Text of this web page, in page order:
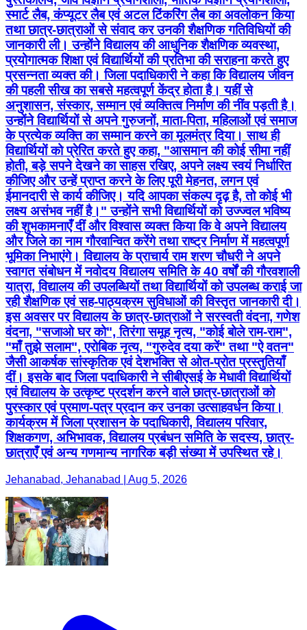
स्मार्ट लैब, कंप्यूटर लैब एवं अटल टिंकरिंग लैब का अवलोकन किया
तथा छात्र-छात्राओं से संवाद कर उनकी शैक्षणिक गतिविधियों की
जानकारी ली। उन्होंने विद्यालय की आधुनिक शैक्षणिक व्यवस्था,
प्रयोगात्मक शिक्षा एवं विद्यार्थियों की प्रतिभा की सराहना करते हुए
प्रसन्नता व्यक्त की। जिला पदाधिकारी ने कहा कि विद्यालय जीवन
की पहली सीख का सबसे महत्वपूर्ण केंद्र होता है। यहीं से
अनुशासन, संस्कार, सम्मान एवं व्यक्तित्व निर्माण की नींव पड़ती है।
उन्होंने विद्यार्थियों से अपने गुरुजनों, माता-पिता, महिलाओं एवं समाज
के प्रत्येक व्यक्ति का सम्मान करने का मूलमंत्र दिया। साथ ही
विद्यार्थियों को प्रेरित करते हुए कहा, "आसमान की कोई सीमा नहीं
होती, बड़े सपने देखने का साहस रखिए, अपने लक्ष्य स्वयं निर्धारित
कीजिए और उन्हें प्राप्त करने के लिए पूरी मेहनत, लगन एवं
ईमानदारी से कार्य कीजिए। यदि आपका संकल्प दृढ़ है, तो कोई भी
लक्ष्य असंभव नहीं है।" उन्होंने सभी विद्यार्थियों को उज्ज्वल भविष्य
की शुभकामनाएँ दीं और विश्वास व्यक्त किया कि वे अपने विद्यालय
और जिले का नाम गौरवान्वित करेंगे तथा राष्ट्र निर्माण में महत्वपूर्ण
भूमिका निभाएंगे। विद्यालय के प्राचार्य राम शरण चौधरी ने अपने
स्वागत संबोधन में नवोदय विद्यालय समिति के 40 वर्षों की गौरवशाली
यात्रा, विद्यालय की उपलब्धियों तथा विद्यार्थियों को उपलब्ध कराई जा
रही शैक्षणिक एवं सह-पाठ्यक्रम सुविधाओं की विस्तृत जानकारी दी।
इस अवसर पर विद्यालय के छात्र-छात्राओं ने सरस्वती वंदना, गणेश
वंदना, "सजाओ घर को", तिरंगा समूह नृत्य, "कोई बोले राम-राम",
"माँ तुझे सलाम", एरोबिक नृत्य, "गुरुदेव दया करें" तथा "ऐ वतन"
जैसी आकर्षक सांस्कृतिक एवं देशभक्ति से ओत-प्रोत प्रस्तुतियाँ
दीं। इसके बाद जिला पदाधिकारी ने सीबीएसई के मेधावी विद्यार्थियों
एवं विद्यालय के उत्कृष्ट प्रदर्शन करने वाले छात्र-छात्राओं को
पुरस्कार एवं प्रमाण-पत्र प्रदान कर उनका उत्साहवर्धन किया।
कार्यक्रम में जिला प्रशासन के पदाधिकारी, विद्यालय परिवार,
शिक्षकगण, अभिभावक, विद्यालय प्रबंधन समिति के सदस्य, छात्र-
छात्राएँ एवं अन्य गणमान्य नागरिक बड़ी संख्या में उपस्थित रहे।
Jehanabad, Jehanabad | Aug 5, 2026